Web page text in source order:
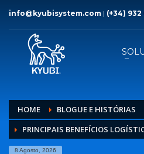
info@kyubisystem.com | (+34) 932
HOME BLOGUE E HISTÓRIAS
PRINCIPAIS BENEFÍCIOS
8 Agosto, 2026